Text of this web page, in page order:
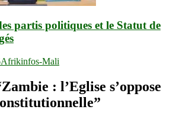
partis politiques et le Statut de
Afrikinfos-Mali
Zambie : l’Eglise s’oppose
”